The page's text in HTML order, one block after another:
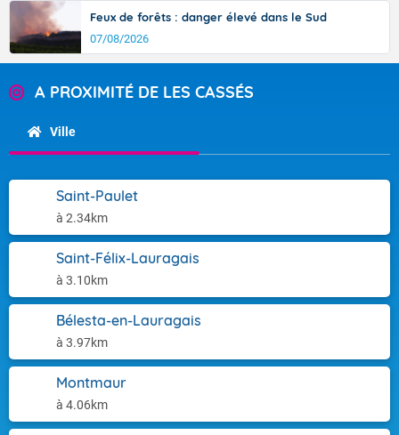
Feux de forêts : danger élevé dans le Sud
07/08/2026
A PROXIMITÉ DE LES CASSÉS
Ville
Saint-Paulet
à 2.34km
Saint-Félix-Lauragais
à 3.10km
Bélesta-en-Lauragais
à 3.97km
Montmaur
à 4.06km